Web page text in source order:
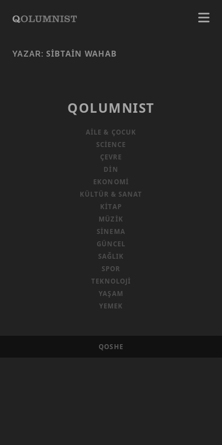
YAZAR: SIBTAIN WAHAB
QOLUMNIST
AILE & ÇOCUK
SCIENCE
ÇEVRE
DIN
EKONOMI
KÜLTÜR & SANAT
KITAP
MÜZIK
SINEMA
GÜNCEL
SAĞLIK
SPOR
TEKNOLOJI
YAŞAM
YEMEK
QOSHE